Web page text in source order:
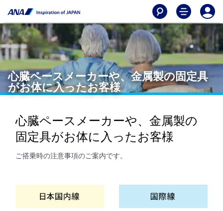
心臓ペースメーカーや、金属製の固定具
がお体に入ったお客様
心臓ペースメーカーや、金属製の
固定具がお体に入ったお客様
ご搭乗時の注意事項のご案内です。